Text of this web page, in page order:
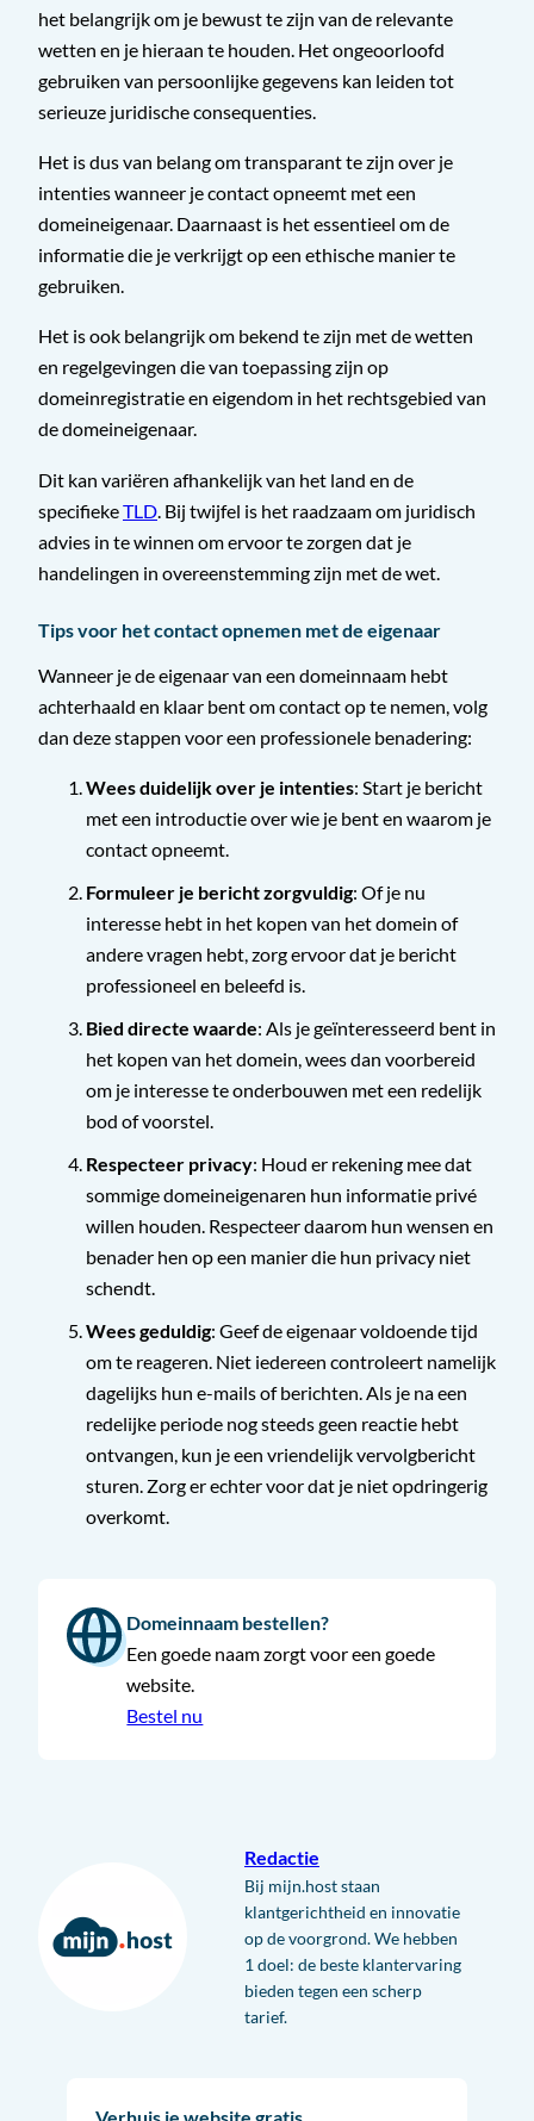
het belangrijk om je bewust te zijn van de relevante
wetten en je hieraan te houden. Het ongeoorloofd
gebruiken van persoonlijke gegevens kan leiden tot
serieuze juridische consequenties.
Het is dus van belang om transparant te zijn over je
intenties wanneer je contact opneemt met een
domeineigenaar. Daarnaast is het essentieel om de
informatie die je verkrijgt op een ethische manier te
gebruiken.
Het is ook belangrijk om bekend te zijn met de wetten
en regelgevingen die van toepassing zijn op
domeinregistratie en eigendom in het rechtsgebied van
de domeineigenaar.
Dit kan variëren afhankelijk van het land en de
specifiekeTLD . Bij twijfel is het raadzaam om juridisch
advies in te winnen om ervoor te zorgen dat je
handelingen in overeenstemming zijn met de wet.
Tips voor het contact opnemen met de eigenaar
Wanneer je de eigenaar van een domeinnaam hebt
achterhaald en klaar bent om contact op te nemen, volg
dan deze stappen voor een professionele benadering:
Wees duidelijk over je intenties: Start je bericht
met een introductie over wie je bent en waarom je
contact opneemt.
Formuleer je bericht zorgvuldig: Of je nu
interesse hebt in het kopen van het domein of
andere vragen hebt, zorg ervoor dat je bericht
professioneel en beleefd is.
Bied directe waarde: Als je geïnteresseerd bent in
het kopen van het domein, wees dan voorbereid
om je interesse te onderbouwen met een redelijk
bod of voorstel.
Respecteer privacy: Houd er rekening mee dat
sommige domeineigenaren hun informatie privé
willen houden. Respecteer daarom hun wensen en
benader hen op een manier die hun privacy niet
schendt.
Wees geduldig: Geef de eigenaar voldoende tijd
om te reageren. Niet iedereen controleert namelijk
dagelijks hun e-mails of berichten. Als je na een
redelijke periode nog steeds geen reactie hebt
ontvangen, kun je een vriendelijk vervolgbericht
sturen. Zorg er echter voor dat je niet opdringerig
overkomt.
Domeinnaam bestellen?
Een goede naam zorgt voor een goede
website.
Bestel nu
Redactie
Bij mijn.host staan
klantgerichtheid en innovatie
op de voorgrond. We hebben
1 doel: de beste klantervaring
bieden tegen een scherp
tarief.